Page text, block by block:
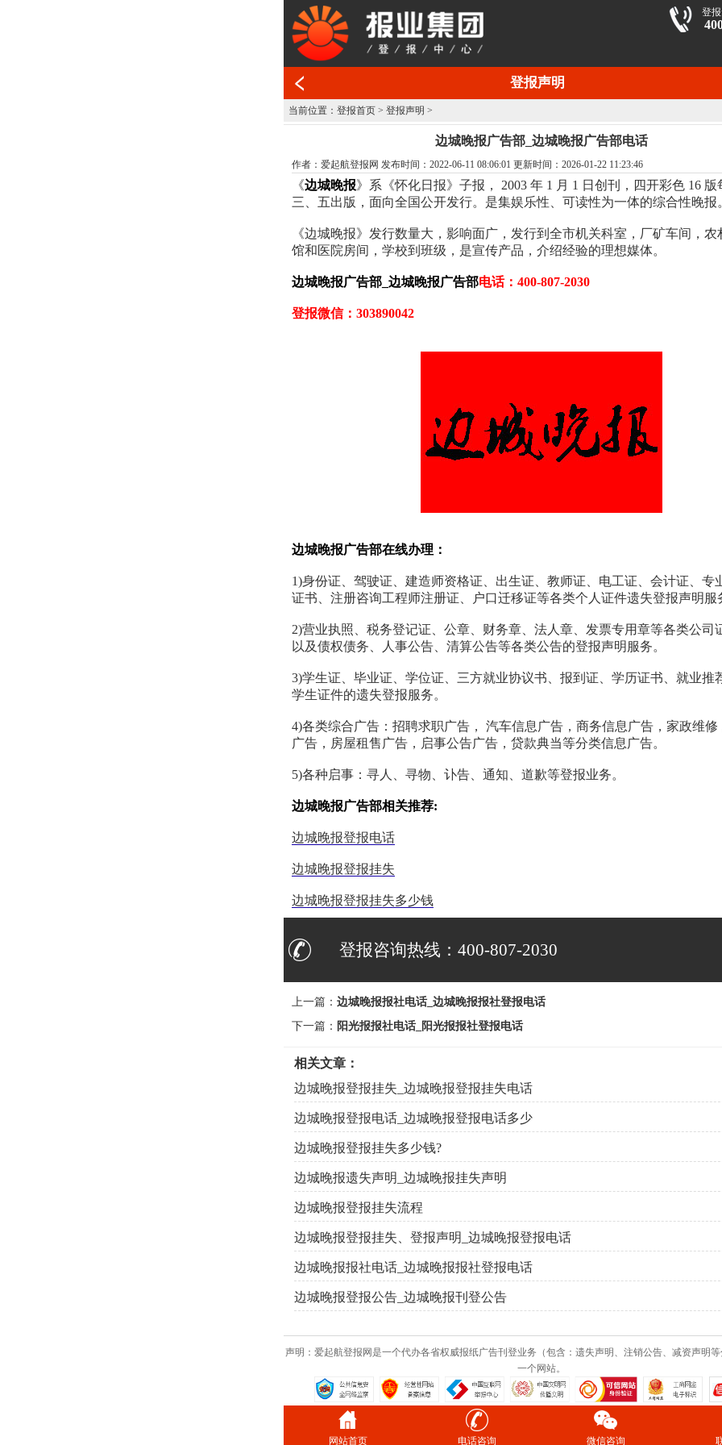
登
登报声明
当前位置：登报首页 >登报声明 >
边城晚报广告部_边城晚报广告部电话
作者：爱起航登报网 发布时间：2022-06-11 08:06:01 更新时间：2026-01-22 11:23:46
《边城晚报》系《怀化日报》子报， 2003 年 1 月 1 日创刊，四开彩色 16 版
三、五出版，面向全国公开发行。是集娱乐性、可读性为一体的综合性晚报
《边城晚报》发行数量大，影响面广，发行到全市机关科室，厂矿车间，农
馆和医院房间，学校到班级，是宣传产品，介绍经验的理想媒体。
边城晚报广告部_边城晚报广告部电话：400-807-2030
登报微信：303890042
边城晚报广告部在线办理：
1)身份证、驾驶证、建造师资格证、出生证、教师证、电工证、会计证、专
证书、注册咨询工程师注册证、户口迁移证等各类个人证件遗失登报声明服
2)营业执照、税务登记证、公章、财务章、法人章、发票专用章等各类公司
以及债权债务、人事公告、清算公告等各类公告的登报声明服务。
3)学生证、毕业证、学位证、三方就业协议书、报到证、学历证书、就业推
学生证件的遗失登报服务。
4)各类综合广告：招聘求职广告， 汽车信息广告，商务信息广告，家政维修
广告，房屋租售广告，启事公告广告，贷款典当等分类信息广告。
5)各种启事：寻人、寻物、讣告、通知、道歉等登报业务。
边城晚报广告部相关推荐:
边城晚报登报电话
边城晚报登报挂失
边城晚报登报挂失多少钱
登报咨询热线：400-807-2030
上一篇： 边城晚报报社电话_边城晚报报社登报电话
下一篇： 阳光报报社电话_阳光报报社登报电话
相关文章：
边城晚报登报挂失_边城晚报登报挂失电话
边城晚报登报电话_边城晚报登报电话多少
边城晚报登报挂失多少钱?
边城晚报遗失声明_边城晚报挂失声明
边城晚报登报挂失流程
边城晚报登报挂失、登报声明_边城晚报登报电话
边城晚报报社电话_边城晚报报社登报电话
边城晚报登报公告_边城晚报刊登公告
声明：爱起航登报网是一个代办各省权威报纸广告刊登业务（包含：遗失声明、注销公告、减资声明等
一个网站。
网站首页 电话咨询 微信咨询